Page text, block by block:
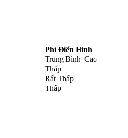
Phí Điển Hình
Trung Bình–Cao
Thấp
Rất Thấp
Thấp